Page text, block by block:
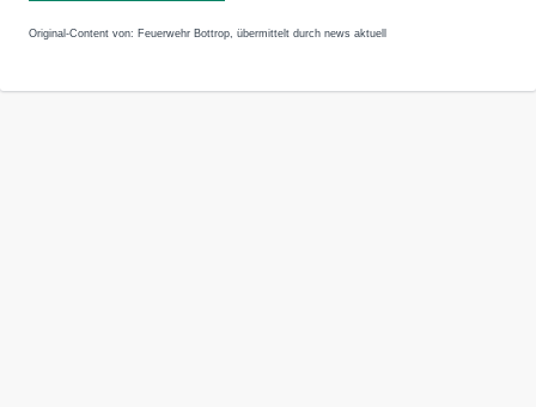
Original-Content von: Feuerwehr Bottrop, übermittelt durch news aktuell